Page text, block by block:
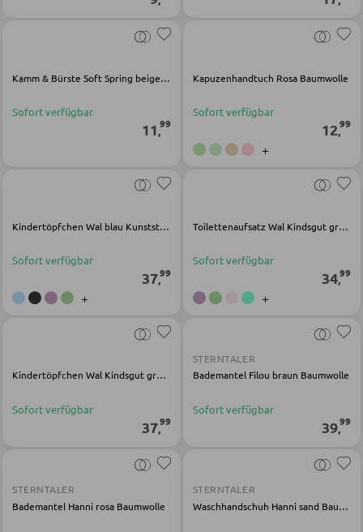
WOHNWÄNDE
Anbauwände
TV-Elemente
Couchtische
SESSEL
Polstersessel
Relaxsessel
Ohrensessel
Außenleuchten
LEUCHTENSERIEN
Kamm & Bürste Soft Spring beige Polypropylen Nylon
Sofort verfügbar
11,99
Kapuzenhandtuch Rosa Baumwolle
Sofort verfügbar
12,99
+
Kindertöpfchen Wal blau Kunststoff
Sofort verfügbar
37,99
+
Toilettenaufsatz Wal Kindsgut grün Kunststoff
Sofort verfügbar
34,99
+
Kindertöpfchen Wal Kindsgut grau Kunststoff
Sofort verfügbar
37,99
STERNTALER
Bademantel Filou braun Baumwolle
Sofort verfügbar
39,99
STERNTALER
Bademantel Hanni rosa Baumwolle
STERNTALER
Waschhandschuh Hanni sand Baumwolle